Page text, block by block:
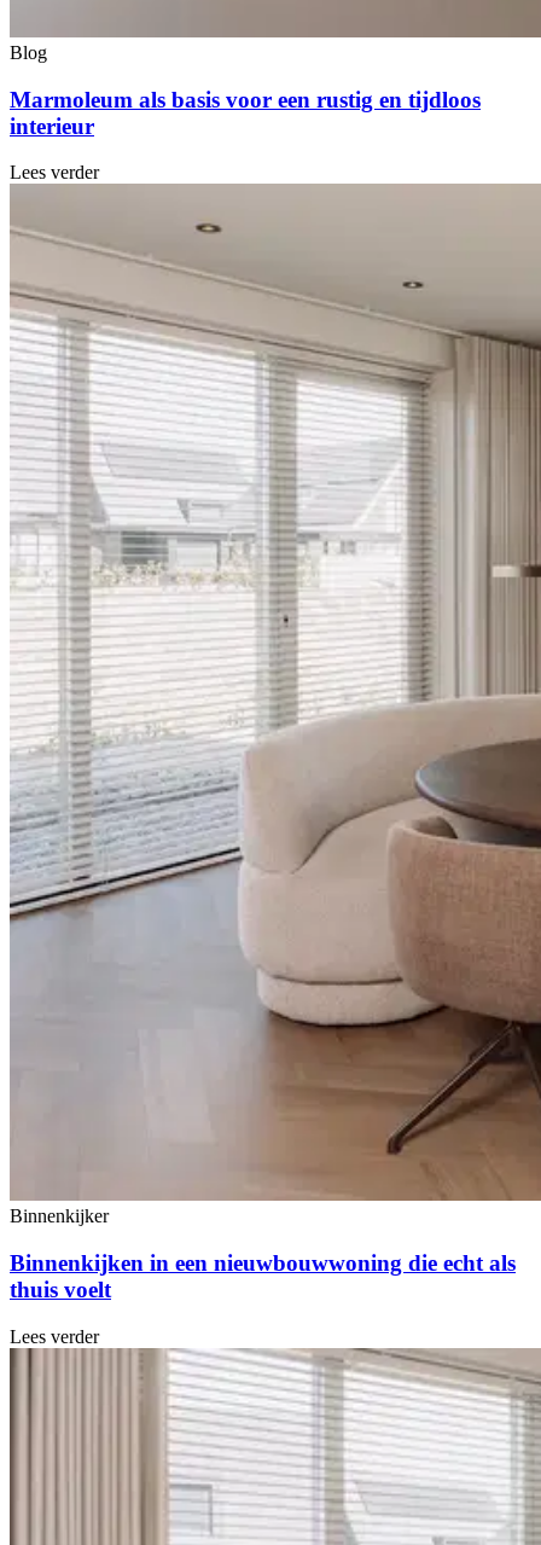
Blog
Marmoleum als basis voor een rustig en tijdloos
interieur
Lees verder
Binnenkijker
Binnenkijken in een nieuwbouwwoning die echt als
thuis voelt
Lees verder